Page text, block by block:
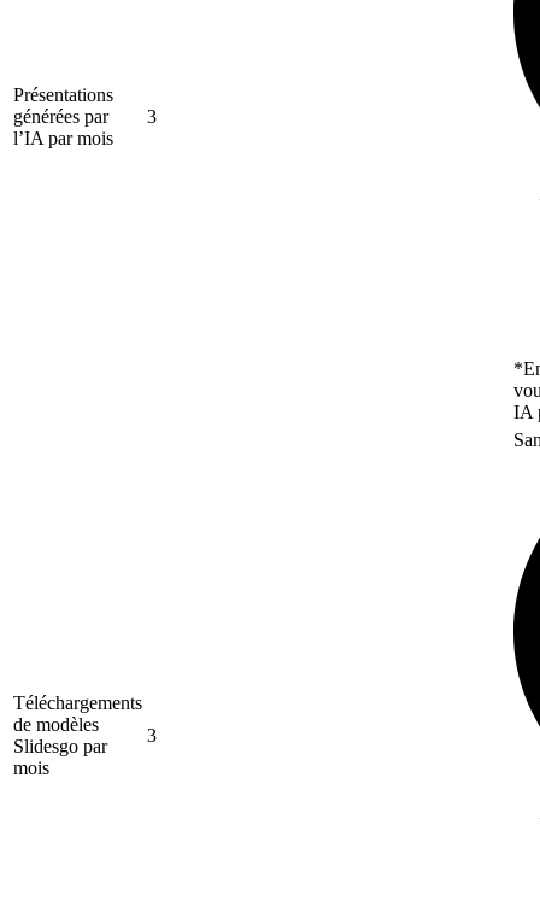
Présentations
générées par
l’IA par mois
3
IA
Téléchargements
de modèles
Slidesgo par
mois
3